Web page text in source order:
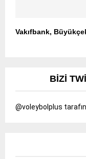
Vakıfbank,
BIZI
@voleybolplus